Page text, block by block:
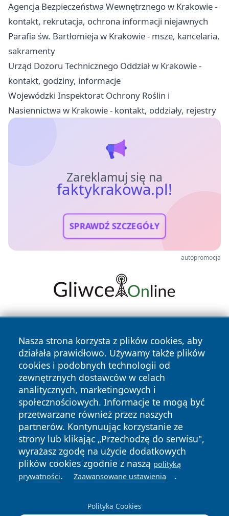
Agencja Bezpieczeństwa Wewnętrznego w Krakowie -
kontakt, rekrutacja, ochrona informacji niejawnych
Parafia św. Bartłomieja w Krakowie - msze, kancelaria,
sakramenty
Urząd Dozoru Technicznego Oddział w Krakowie -
kontakt, godziny, informacje
Wojewódzki Inspektorat Ochrony Roślin i
Nasiennictwa w Krakowie - kontakt, oddziały, rejestry
Zareklamuj się na
faktykrakowa.pl!
SPRAWDŹ SZCZEGÓŁY
autopromocja
Nasza strona korzysta z plików cookies, aby
działała prawidłowo. Używamy także plików
cookies i podobnych technologii od
zewnętrznych dostawców w celach
analitycznych, marketingowych i
społecznościowych. Informacje te mogą być
przetwarzane również przez naszych
partnerów. Kontynuując korzystanie ze
strony lub klikając „Przechodzę do serwisu",
wyrażasz zgodę na użycie dodatkowych
plików cookies zgodnie z naszą polityką
prywatności. Zaawansowane ustawienia .
Polityka Cookies
Copyright © 2026 faktykrakowa.pl Wszystkie prawa
zastrzeżone.
News Autorzy
Polityka
Prywatności
Polityka
Cookies